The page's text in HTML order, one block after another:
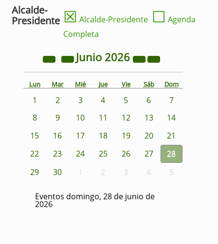
Alcalde-
Presidente ☒ Alcalde-Presidente ☐ Agenda
Completa
Junio 2026
Lun Mar Mié Jue Vie Sáb Dom
1 2 3 4 5 6
7
8
9 10 11 12 13
14
15
16 17 18 19 20
21
22
23 24 25 26 27
28
29
30 1 2 3 4 5
Eventos domingo, 28 de junio de
2026